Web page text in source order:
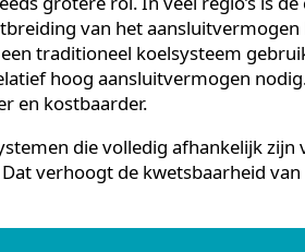
voor technische ruimtes
van kritieke systemen.
Zodra de
uitval, dataverlies of
steeds grotere rol. In veel
uitbreiding van het
een traditioneel
relatief hoog